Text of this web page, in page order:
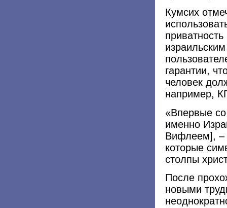
Кумсих
гарантии,
человек
например,
«Впервые
именно
Вифлеем], –
которые
столпы
После
новыми